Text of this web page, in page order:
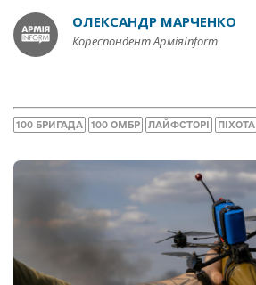
ОЛЕКСАНДР МАРЧЕНКО
Кореспондент АрміяInform
100 БРИГАДА 100 ОМБР ЛАЙФСТОРІ ПІХОТА